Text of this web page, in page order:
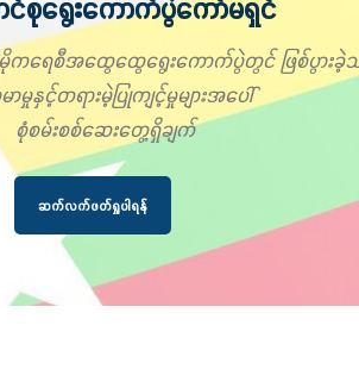
င်စုရွေးကောက်ပွဲကော်မရှင်
မိုကရေစီအထွေထွေရွေးကောက်ပွဲတွင် ဖြစ်ပွား
မှုနှင့်တရားမဲ့ပြုကျင့်မှုများအပေါ်
စုံစမ်းစစ်ဆေးတွေ့ရှိချက်
ဆက်လက်ဖတ်ရှုပါရန်